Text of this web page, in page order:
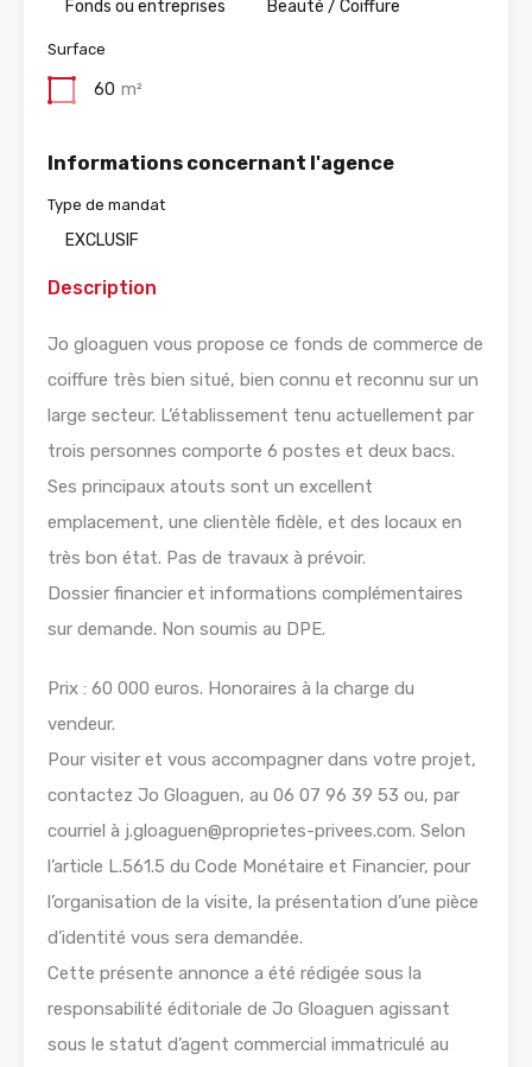
Fonds ou entreprises Beauté / Coiffure
Surface
60 m²
Informations concernant l'agence
Type de mandat
EXCLUSIF
Description
Jo gloaguen vous propose ce fonds de commerce de
coiffure très bien situé, bien connu et reconnu sur un
large secteur. L’établissement tenu actuellement par
trois personnes comporte 6 postes et deux bacs.
Ses principaux atouts sont un excellent
emplacement, une clientèle fidèle, et des locaux en
très bon état. Pas de travaux à prévoir.
Dossier financier et informations complémentaires
sur demande. Non soumis au DPE.
Prix : 60 000 euros. Honoraires à la charge du
vendeur.
Pour visiter et vous accompagner dans votre projet,
contactez Jo Gloaguen, au 06 07 96 39 53 ou, par
courriel à j.gloaguen@proprietes-privees.com. Selon
l’article L.561.5 du Code Monétaire et Financier, pour
l’organisation de la visite, la présentation d’une pièce
d’identité vous sera demandée.
Cette présente annonce a été rédigée sous la
responsabilité éditoriale de Jo Gloaguen agissant
sous le statut d’agent commercial immatriculé au